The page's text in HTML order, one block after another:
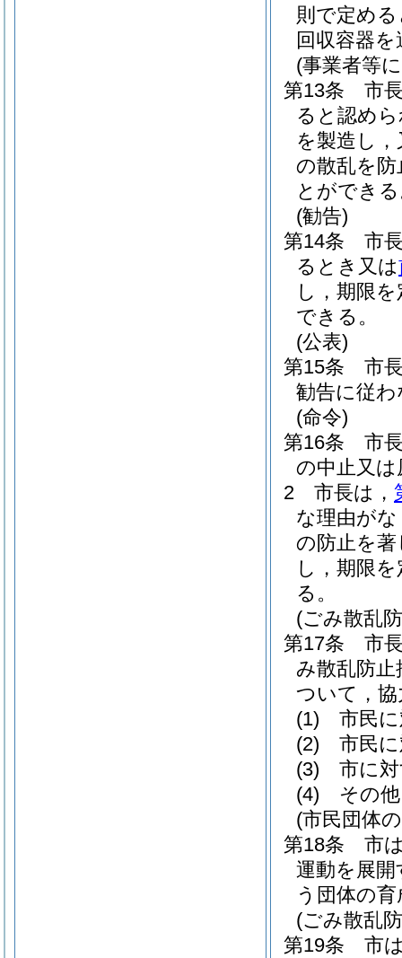
則で定め
回収容器
(事業者等
第13条
市
ると認め
を製造し
の散乱を
とができ
(勧告)
第14条
市
るとき又は
し，期限
できる。
(公表)
第15条
市
勧告に従
(命令)
第16条
市
の中止又
2
市長は，
な理由が
の防止を
し，期限
る。
(ごみ散乱
第17条
市
み散乱防
ついて，
(1)
市民
(2)
市民
(3)
市に
(4)
その
(市民団体
第18条
市
運動を展
う団体の
(ごみ散乱
第19条
市